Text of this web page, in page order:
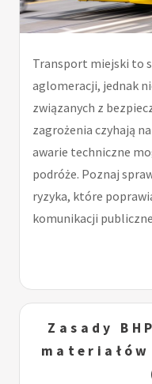
Transport miejski to
aglomeracji, jednak
związanych z
zagrożenia czyhają
awarie techniczne
podróże. Poznaj
ryzyka, które
komunikacji
Zasady